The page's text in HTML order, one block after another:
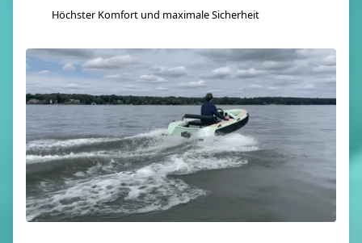
Höchster Komfort und maximale Sicherheit